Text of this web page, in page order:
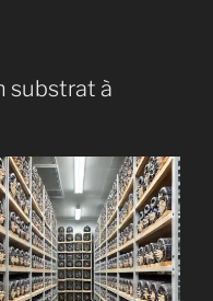
»
substrat à